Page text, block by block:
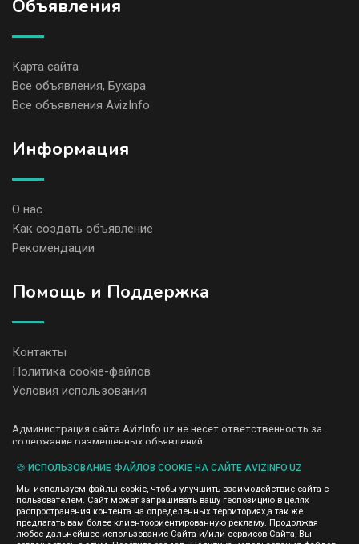
Объявления
Карта сайта
Все объявления, Бухара
Все объявления AvizInfo
Информация
О нас
Как создать объявление
Рекомендации
Помощь и Поддержка
Контакты
Политика cookie-файлов
Условия использования
Администрация сайта AvizInfo.uz не несет ответственность за
содержание размещенных объявлений.
передаем и не продаем личную информацию зарегистрированных
правила конфиденциальности сайтов на которые ссылается
AvizInfo.uz. На некоторых страницах нашего сайта представлена
реклама Google Adsense Advertising Network. Чтобы узнать
подробней о правилах конфиденциальности Google нажмите тут
🍪 ИСПОЛЬЗОВАНИЕ ФАЙЛОВ COOKIE НА САЙТЕ AVIZINFO.UZ
Мы используем файлы cookie, чтобы улучшить взаимодействие сайта с
пользователем. Сайт может запрашивать вашу геопозицию в целях
распространения контента на определенных территориях,а так же
предлагать вам более клиентоориентированную рекламу. Продолжая
любое дальнейшее использование Сайта и/или сервисов Сайта, Вы